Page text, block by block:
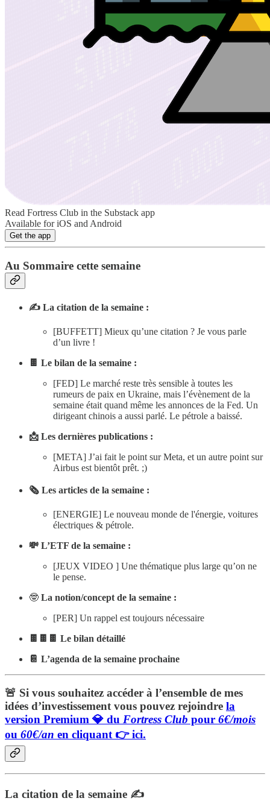
Read Fortress Club in the Substack app
Available for iOS and Android
Get the app
Au Sommaire cette semaine
✍️ La citation de la semaine :
[BUFFETT] Mieux qu’une citation ? Je vous parle
d’un livre !
🍫 Le bilan de la semaine :
[FED] Le marché reste très sensible à toutes les
rumeurs de paix en Ukraine, mais l’évènement de la
semaine était quand même les annonces de la Fed. Un
dirigeant chinois a aussi parlé. Le pétrole a baissé.
📩 Les dernières publications :
[META] J’ai fait le point sur Meta, et un autre point sur
Airbus est bientôt prêt. ;)
🗞 Les articles de la semaine :
[ENERGIE] Le nouveau monde de l'énergie, voitures
électriques & pétrole.
💸 L’ETF de la semaine :
[JEUX VIDEO ] Une thématique plus large qu’on ne
le pense.
🤓 La notion/concept de la semaine :
[PER] Un rappel est toujours nécessaire
🍫🍫🍫 Le bilan détaillé
📔 L’agenda de la semaine prochaine
🚨 Si vous souhaitez accéder à l’ensemble de mes
idées d’investissement vous pouvez rejoindre la
version Premium 💎 du Fortress Club pour 6€/mois
ou 60€/an en cliquant 👉 ici.
La citation de la semaine ✍️